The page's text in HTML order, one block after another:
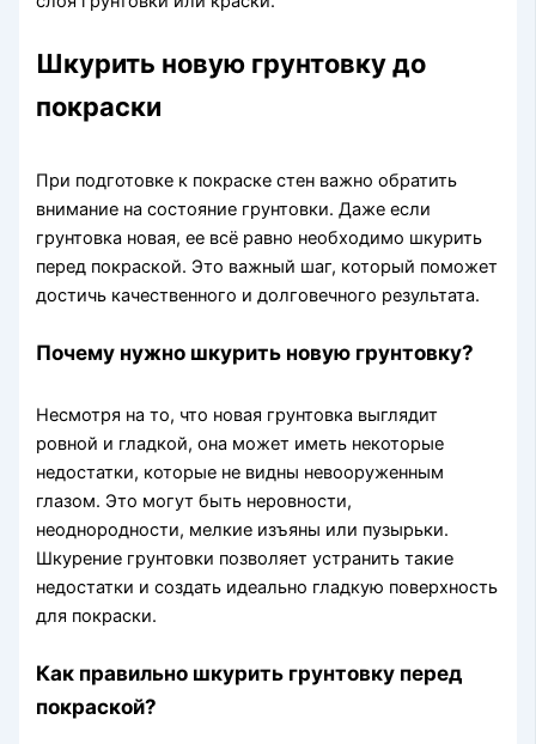
Шкурить новую грунтовку до
покраски
При подготовке к покраске стен важно обратить
внимание на состояние грунтовки. Даже если
грунтовка новая, ее всё равно необходимо шкурить
перед покраской. Это важный шаг, который поможет
достичь качественного и долговечного результата.
Почему нужно шкурить новую грунтовку?
Несмотря на то, что новая грунтовка выглядит
ровной и гладкой, она может иметь некоторые
недостатки, которые не видны невооруженным
глазом. Это могут быть неровности,
неоднородности, мелкие изъяны или пузырьки.
Шкурение грунтовки позволяет устранить такие
недостатки и создать идеально гладкую поверхность
для покраски.
Как правильно шкурить грунтовку перед
покраской?